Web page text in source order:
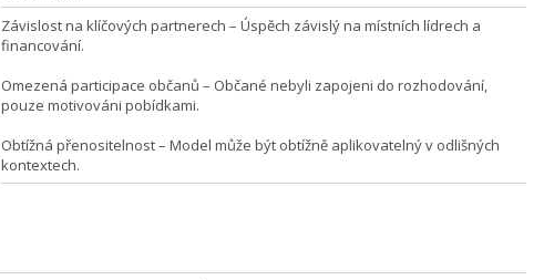
Závislost na klíčových partnerech – Úspěch závislý na místních lídrech a
financování.
Omezená participace občanů – Občané nebyli zapojeni do rozhodování,
pouze motivováni pobídkami.
Obtížná přenositelnost – Model může být obtížně aplikovatelný v odlišných
kontextech.